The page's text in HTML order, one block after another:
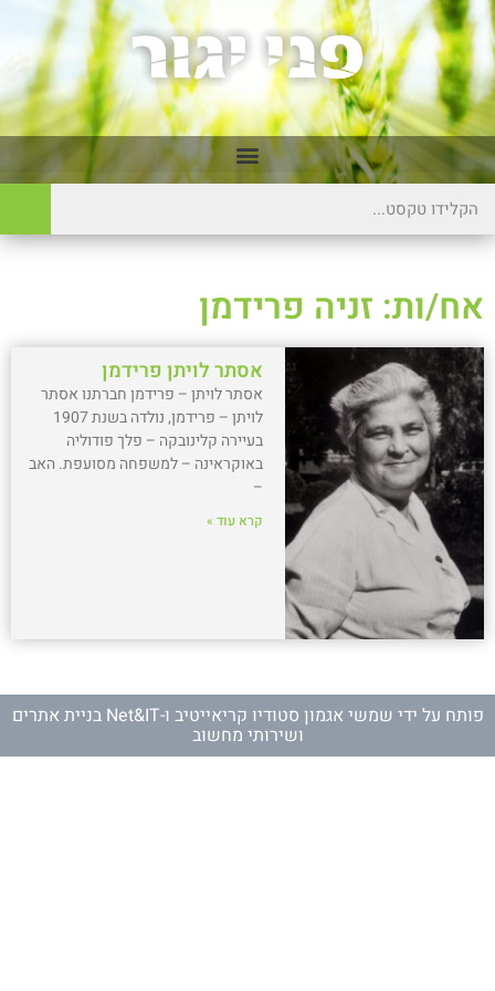
אח/ות: זניה פרידמן
אסתר לויתן פרידמן
אסתר לויתן – פרידמן חברתנו אסתר
לויתן – פרידמן, נולדה בשנת 1907
בעיירה קלינובקה – פלך פודוליה
באוקראינה – למשפחה מסועפת. האב
–
קרא עוד »
פותח על ידי שמשי אגמון סטודיו קריאייטיב ו- Net&IT בניית אתרים
ושירותי מחשוב